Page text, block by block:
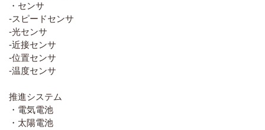
・センサ
-スピードセンサ
-光センサ
-近接センサ
-位置センサ
-温度センサ
推進システム
・電気電池
・太陽電池